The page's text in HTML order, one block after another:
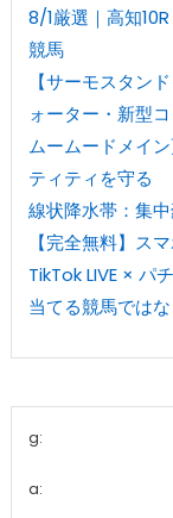
8/1厳選｜高知
競馬
【サーモスタン
ォーター・新型
ムームードメイ
ティティを守る
線状降水帯：集
【完全無料】ス
TikTok LIVE × パ
当てる競馬では
g:
a: